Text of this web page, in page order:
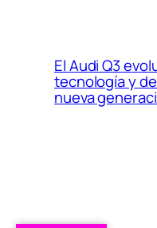
El Audi Q3
tecnología y
nueva